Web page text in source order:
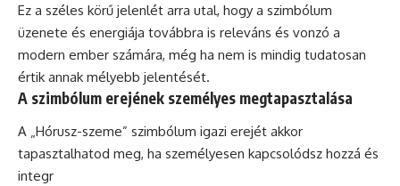
Ez a széles körű jelenlét arra utal, hogy a szimbólum
üzenete és energiája továbbra is releváns és vonzó a
modern ember számára, még ha nem is mindig tudatosan
értik annak mélyebb jelentését.
A szimbólum erejének személyes megtapasztalása
A „Hórusz-szeme” szimbólum igazi erejét akkor
tapasztalhatod meg, ha személyesen kapcsolódsz hozzá és
integr